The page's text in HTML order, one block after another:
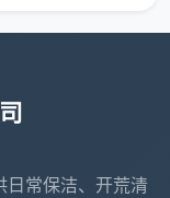
立了严格的日常
日常保洁、开荒清